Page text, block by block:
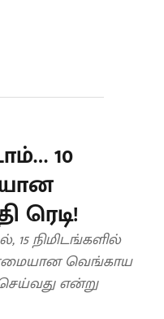
10
ரெடி!
நிமிடங்களில்
வெங்காய
என்று